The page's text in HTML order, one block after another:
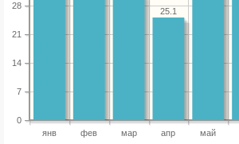
янв фев мар апр май
0
7
14
21
28
25.1